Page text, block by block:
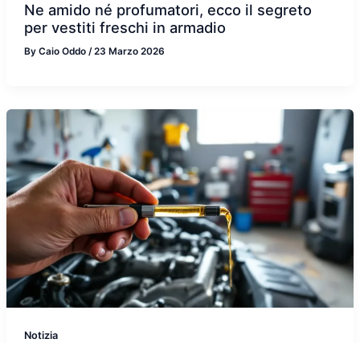
Ne amido né profumatori, ecco il segreto
per vestiti freschi in armadio
By Caio Oddo /23 Marzo 2026
Notizia